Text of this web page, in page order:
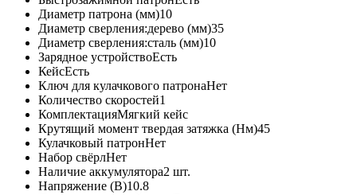
Диаметр патрона (мм)10
Диаметр сверления:дерево (мм)35
Диаметр сверления:сталь (мм)10
Зарядное устройствоЕсть
КейсЕсть
Ключ для кулачкового патронаНет
Количество скоростей1
КомплектацияМягкий кейс
Крутящий момент твердая затяжка (Нм)45
Кулачковый патронНет
Набор свёрлНет
Наличие аккумулятора2 шт.
Напряжение (В)10.8